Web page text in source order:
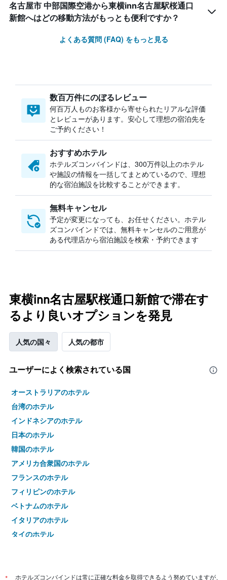
名古屋市 中部国際空港から東横inn名古屋駅桜通口
新館へはどの移動方法がもっとも便利ですか？
よくある質問 (FAQ) をもっと見る
数百万件にのぼるレビュー
何百万人ものお客様から寄せられたリアルな評価
とレビューがあります。安心して理想の宿泊先を
ご予約ください！
おすすめホテル
ホテルズコンバインドは、300万件以上のホテル
や施設の情報を一括してまとめているので、理想
的な宿泊施設を比較することができます。
無料キャンセル
予定が変更になっても、お任せください。ホテル
ズコンバインドでは、無料キャンセルのご用意が
ある代理店から宿泊施設を検索・予約できます
東横inn名古屋駅桜通口新館で滞在す
るより良いオプションを発見
人気の国々 人気の都市
ユーザーによく検索されている国
オーストラリアのホテル
台湾のホテル
インドネシアのホテル
日本のホテル
韓国のホテル
アメリカ合衆国のホテル
フランスのホテル
フィリピンのホテル
ベトナムのホテル
イタリアのホテル
タイのホテル
ホテルズコンバインドは常に正確な料金を取得できるよう努めていますが、